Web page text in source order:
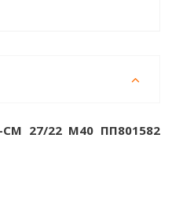
27/22 М40 ПП801582